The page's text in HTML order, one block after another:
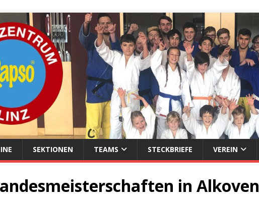
SEKTIONEN TEAMS STECKBRIEFE VEREIN
in Alkoven